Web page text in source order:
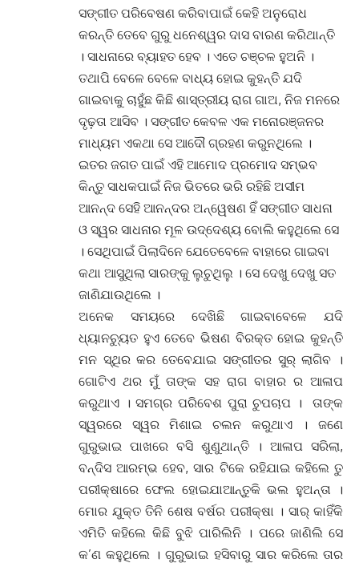
ସଙ୍ଗୀତ ପରିବେଷଣ କରିବାପାଇଁ କେହି ଅନୁରୋଧ
କରନ୍ତି ତେବେ ଗୁରୁ ଧନେଶ୍ୱର ଦାସ ବାରଣ କରିଥାନ୍ତି
। ସାଧନାରେ ବ୍ୟାହତ ହେବ । ଏତେ ଚଞ୍ଚଳ ହୁଅନି ।
ତଥାପି ବେଳେ ବେଳେ ବାଧ୍ୟ ହୋଇ କୁହନ୍ତି ଯଦି
ଗାଇବାକୁ ଚାହୁଁଛ କିଛି ଶାସ୍ତ୍ରୀୟ ରାଗ ଗାଅ, ନିଜ ମନରେ
ଦୃଢ଼ତା ଆସିବ । ସଙ୍ଗୀତ କେବଳ ଏକ ମନୋରଞ୍ଜନର
ମାଧ୍ୟମ ଏକଥା ସେ ଆଦୌ ଗ୍ରହଣ କରୁନଥିଲେ ।
ଇତର ଜଗତ ପାଇଁ ଏହି ଆମୋଦ ପ୍ରମୋଦ ସମ୍ଭବ
କିନ୍ତୁ ସାଧକପାଇଁ ନିଜ ଭିତରେ ଭରି ରହିଛି ଅସୀମ
ଆନନ୍ଦ ସେହି ଆନନ୍ଦର ଅନ୍ୱେଷଣ ହିଁ ସଙ୍ଗୀତ ସାଧନା
ଓ ସ୍ୱର ସାଧନାର ମୂଳ ଉଦ୍ଦେଶ୍ୟ ବୋଲି କହୁଥିଲେ ସେ
। ସେଥିପାଇଁ ପିଲାଦିନେ ଯେତେବେଳେ ବାହାରେ ଗାଇବା
କଥା ଆସୁଥିଲା ସାରଙ୍କୁ ଲୁଚୁଥିଲୁ । ସେ ଦେଖୁ ଦେଖୁ ସତ
ଜାଣିଯାଉଥିଲେ ।
ଅନେକ ସମୟରେ ଦେଖିଛି ଗାଇବାବେଳେ ଯଦି
ଧ୍ୟାନଚ୍ୟୁତ ହୁଏ ତେବେ ଭିଷଣ ବିରକ୍ତ ହୋଇ କୁହନ୍ତି
ମନ ସ୍ଥିର କର ତେବେଯାଇ ସଙ୍ଗୀତର ସୁର୍ ଲାଗିବ ।
ଗୋଟିଏ ଥର ମୁଁ ତାଙ୍କ ସହ ରାଗ ବାହାର ର ଆଳାପ
କରୁଥାଏ । ସମଗ୍ର ପରିବେଶ ପୁରା ଚୁପଚାପ । ତାଙ୍କ
ସ୍ୱରରେ ସ୍ୱର ମିଶାଇ ଚଲନ କରୁଥାଏ । ଜଣେ
ଗୁରୁଭାଇ ପାଖରେ ବସି ଶୁଣୁଥାନ୍ତି । ଆଳାପ ସରିଲା,
ବନ୍ଦିସ ଆରମ୍ଭ ହେବ, ସାର ଟିକେ ରହିଯାଇ କହିଲେ ତୁ
ପରୀକ୍ଷାରେ ଫେଲ ହୋଇଯାଆନ୍ତୁକି ଭଲ ହୁଅନ୍ତା ।
ମୋର ଯୁକ୍ତ ତିନି ଶେଷ ବର୍ଷର ପରୀକ୍ଷା । ସାର୍ କାହିଁକି
ଏମିତି କହିଲେ କିଛି ବୁଝି ପାରିଲିନି । ପରେ ଜାଣିଲି ସେ
କ’ଣ କହୁଥିଲେ । ଗୁରୁଭାଇ ହସିବାରୁ ସାର କରିଲେ ତାର